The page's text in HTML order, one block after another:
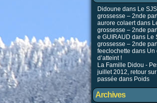
Didoune dans Le
grossesse – 2nde
aurore colaert dans
grossesse – 2nde
e GUIRAUD dans Le
grossesse – 2nde
feeclochette dans Un
d’atteint !
La Famille Didou -
juillet 2012, retour
passée dans Poids
Archives